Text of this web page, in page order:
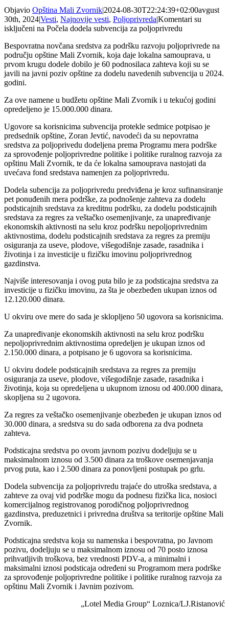
Objavio Opština Mali Zvornik|2024-08-30T22:24:39+02:00avgust
30th, 2024|Vesti, Najnovije vesti, Poljoprivreda|Komentari su
isključeni na Počela dodela subvencija za poljoprivredu
Bespovratna novčana sredstva za podršku razvoju poljoprivrede na
području opštine Mali Zvornik, koja daje lokalna samouprava, u
prvom krugu dodele dobilo je 60 podnosilaca zahteva koji su se
javili na javni poziv opštine za dodelu navedenih subvencija u 2024.
godini.
Za ove namene u budžetu opštine Mali Zvornik i u tekućoj godini
opredeljeno je 15.000.000 dinara.
Ugovore sa korisnicima subvencija protekle sedmice potpisao je
predsednik opštine, Zoran Jevtić, navodeći da su nepovratna
sredstva za poljoprivedu dodeljena prema Programu mera podrške
za sprovođenje poljoprivredne politike i politike ruralnog razvoja za
opštinu Mali Zvornik, te da će lokalna samouprava nastojati da
uvećava fond sredstava namenjen za poljoprivredu.
Dodela subencija za poljoprivredu predviđena je kroz sufinansiranje
pet ponuđenih mera podrške, za podnošenje zahteva za dodelu
podsticajnih sredstava za kreditnu podršku, za dodelu podsticajnih
sredstava za regres za veštačko osemenjivanje, za unapređivanje
ekonomskih aktivnosti na selu kroz podršku nepoljoprivrednim
aktivnostima, dodelu podsticajnih sredstava za regres za premiju
osiguranja za useve, plodove, višegodišnje zasade, rasadnika i
životinja i za investicije u fizičku imovinu poljoprivrednog
gazdinstva.
Najviše interesovanja i ovog puta bilo je za podsticajna sredstva za
investicije u fizičku imovinu, za šta je obezbeđen ukupan iznos od
12.120.000 dinara.
U okviru ove mere do sada je sklopljeno 50 ugovora sa korisnicima.
Za unapređivanje ekonomskih aktivnosti na selu kroz podršku
nepoljoprivrednim aktivnostima opredeljen je ukupan iznos od
2.150.000 dinara, a potpisano je 6 ugovora sa korisnicima.
U okviru dodele podsticajnih sredstava za regres za premiju
osiguranja za useve, plodove, višegodišnje zasade, rasadnika i
životinja, koja su opredeljena u ukupnom iznosu od 400.000 dinara,
skopljena su 2 ugovora.
Za regres za veštačko osemenjivanje obezbeđen je ukupan iznos od
30.000 dinara, a sredstva su do sada odborena za dva podneta
zahteva.
Podsticajna sredstva po ovom javnom pozivu dodeljuju se u
maksimalnom iznosu od 3.500 dinara za troškove osemenjavanja
prvog puta, kao i 2.500 dinara za ponovljeni postupak po grlu.
Dodela subvencija za poljoprivredu trajaće do utroška sredstava, a
zahteve za ovaj vid podrške mogu da podnesu fizička lica, nosioci
komercijalnog registrovanog porodičnog poljoprivrednog
gazdinstva, preduzetnici i privredna društva sa teritorije opštine Mali
Zvornik.
Podsticajna sredstva koja su namenska i bespovratna, po Javnom
pozivu, dodeljuju se u maksimalnom iznosu od 70 posto iznosa
prihvatljivih troškova, bez vrednosti PDV-a, a minimalni i
maksimalni iznosi podsticaja određeni su Programom mera podrške
za sprovođenje poljoprivredne politike i politike ruralnog razvoja za
opštinu Mali Zvornik i Javnim pozivom.
„Lotel Media Group“ Loznica/LJ.Ristanović